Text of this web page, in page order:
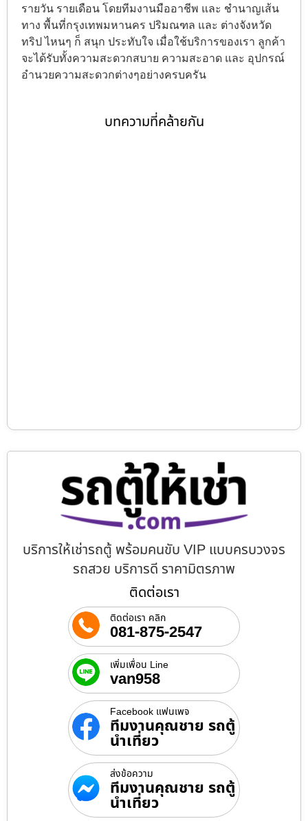
รายวัน รายเดือน โดยทีมงานมืออาชีพ และ ชำนาญเส้น
ทาง พื้นที่กรุงเทพมหานคร ปริมณฑล และ ต่างจังหวัด
ทริป ไหนๆ ก็ สนุก ประทับใจ เมื่อใช้บริการของเรา ลูกค้า
จะได้รับทั้งความสะดวกสบาย ความสะอาด และ อุปกรณ์
อำนวยความสะดวกต่างๆอย่างครบครัน
บทความที่คล้ายกัน
บริการให้เช่ารถตู้ พร้อมคนขับ VIP แบบครบวงจร
รถสวย บริการดี ราคามิตรภาพ
ติดต่อเรา
ติดต่อเรา คลิก
081-875-2547
เพิ่มเพื่อน Line
van958
Facebook แฟนเพจ
ทีมงานคุณชาย รถตู้
นำเที่ยว
ส่งข้อความ
ทีมงานคุณชาย รถตู้
นำเที่ยว